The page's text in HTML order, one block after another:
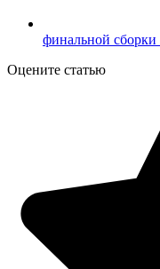
финальной
Оцените статью